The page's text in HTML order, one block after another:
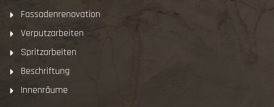
Fassadenrenovation
Verputzarbeiten
Spritzarbeiten
Beschriftung
Innenräume